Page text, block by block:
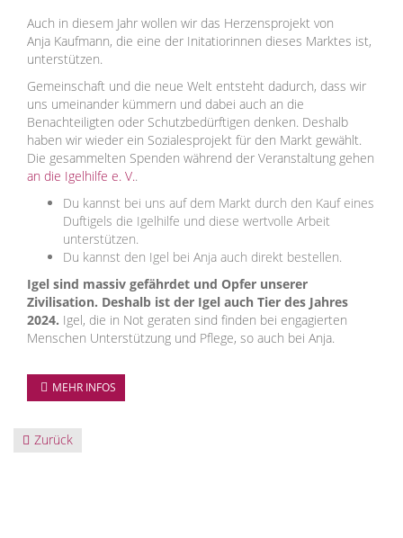
Auch in diesem Jahr wollen wir das Herzensprojekt von
Anja Kaufmann, die eine der Initatiorinnen dieses Marktes ist,
unterstützen.
Gemeinschaft und die neue Welt entsteht dadurch, dass wir
uns umeinander kümmern und dabei auch an die
Benachteiligten oder Schutzbedürftigen denken. Deshalb
haben wir wieder ein Sozialesprojekt für den Markt gewählt.
Die gesammelten Spenden während der Veranstaltung gehen
an die Igelhilfe e. V..
Du kannst bei uns auf dem Markt durch den Kauf eines
Duftigels die Igelhilfe und diese wertvolle Arbeit
unterstützen.
Du kannst den Igel bei Anja auch direkt bestellen.
Igel sind massiv gefährdet und Opfer unserer
Zivilisation. Deshalb ist der Igel auch Tier des Jahres
2024. Igel, die in Not geraten sind finden bei engagierten
Menschen Unterstützung und Pflege, so auch bei Anja.
MEHR INFOS
Zurück